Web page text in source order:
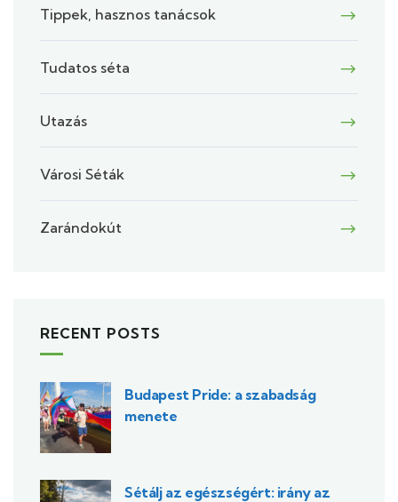
Tippek, hasznos tanácsok
Tudatos séta
Utazás
Városi Séták
Zarándokút
RECENT POSTS
Budapest Pride: a szabadság
menete
Sétálj az egészségért: irány az